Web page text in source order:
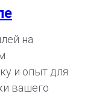
на
и опыт для
вашего